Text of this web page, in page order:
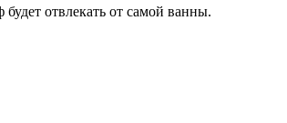
отвлекать от самой ванны.